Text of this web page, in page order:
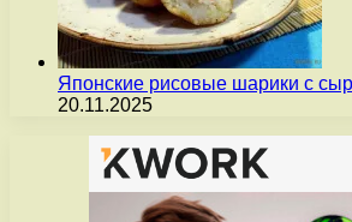
Японские рисовые шарики с
20.11.2025